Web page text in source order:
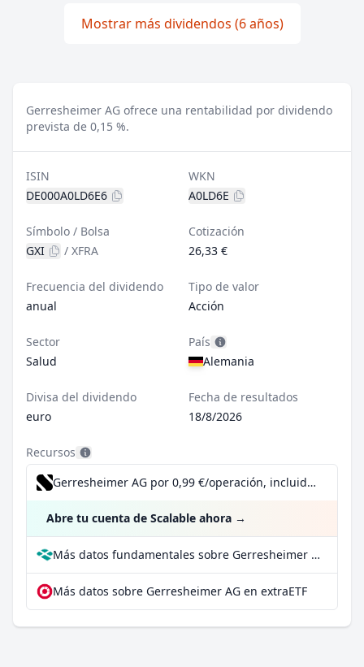
Mostrar más dividendos (6 años)
Gerresheimer AG ofrece una rentabilidad por dividendo
prevista de 0,15 %.
ISIN
DE000A0LD6E6
WKN
A0LD6E
Símbolo / Bolsa
GXI
/ XFRA
Cotización
26,33 €
Frecuencia del dividendo
anual
Tipo de valor
Acción
Sector
Salud
País
Alemania
Divisa del dividendo
euro
Fecha de resultados
18/8/2026
Recursos
Gerresheimer AG por 0,99 €/operación, incluido el Dividend Reinvestment Plan
Abre tu cuenta de Scalable ahora →
Más datos fundamentales sobre Gerresheimer AG en Parqet
Más datos sobre Gerresheimer AG en extraETF